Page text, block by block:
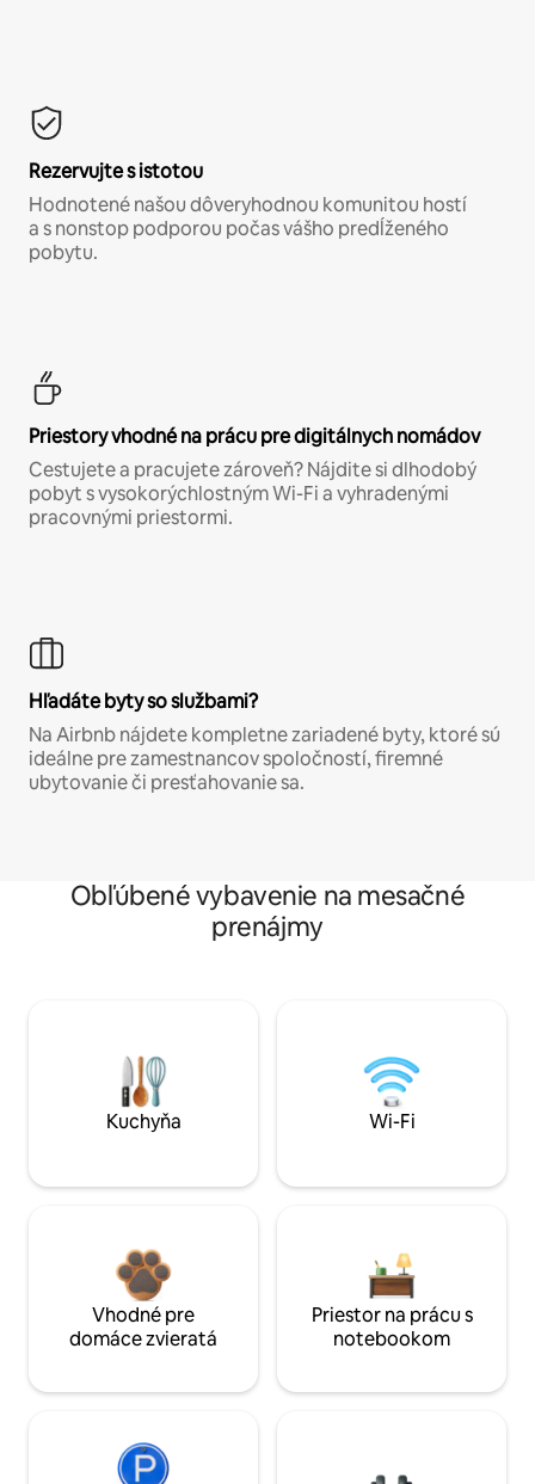
Rezervujte s istotou
Hodnotené našou dôveryhodnou komunitou hostí
a s nonstop podporou počas vášho predĺženého
pobytu.
Priestory vhodné na prácu pre digitálnych nomádov
Cestujete a pracujete zároveň? Nájdite si dlhodobý
pobyt s vysokorýchlostným Wi-Fi a vyhradenými
pracovnými priestormi.
Hľadáte byty so službami?
Na Airbnb nájdete kompletne zariadené byty, ktoré sú
ideálne pre zamestnancov spoločností, firemné
ubytovanie či presťahovanie sa.
Obľúbené vybavenie na mesačné
prenájmy
Kuchyňa Wi-Fi
Vhodné pre
domáce zvieratá
Priestor na prácu s
notebookom